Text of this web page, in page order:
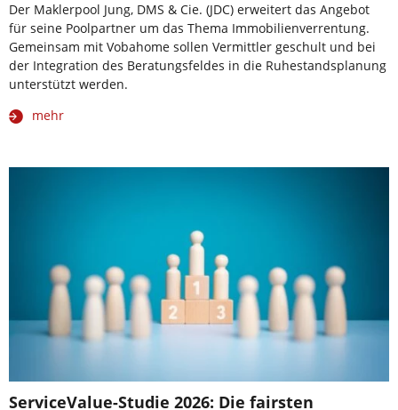
Der Maklerpool Jung, DMS & Cie. (JDC) erweitert das Angebot
für seine Poolpartner um das Thema Immobilienverrentung.
Gemeinsam mit Vobahome sollen Vermittler geschult und bei
der Integration des Beratungsfeldes in die Ruhestandsplanung
unterstützt werden.
mehr
ServiceValue-Studie 2026: Die fairsten